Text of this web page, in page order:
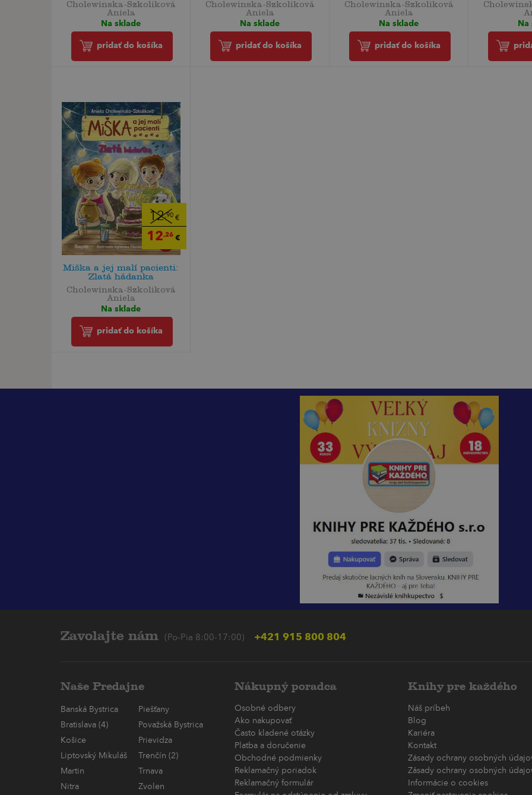
Cholewinska-Szkoliková
Aniela
Na sklade
pridať do košíka
Cholewinska-Szkoliková
Aniela
Na sklade
pridať do košíka
Cholewinska-Szkoliková
Aniela
Na sklade
pridať do košíka
Na
12,90 €
12,26 €
Miška a jej malí pacienti:
Zlatá hádanka
Cholewinska-Szkoliková
Aniela
Na sklade
pridať do košíka
Zavolajte nám (Po-Pia 8:00-17:00) +421 915 800 804
Naše Predajne
Banská Bystrica
Piešťany
Bratislava (4)
Považská Bystrica
Košice
Prievidza
Liptovský Mikuláš
Trenčín (2)
Martin
Trnava
Nitra
Zvolen
Nákupný poradca
Osobné odbery
Ako nakupovať
Často kladené otázky
Platba a doručenie
Obchodné podmienky
Reklamačný poriadok
Reklamačný formulár
Knihy pre každého
Náš príbeh
Blog
Kariéra
Kontakt
Zásady ochrany osobných
Zásady ochrany osobných
Informácie o cookies